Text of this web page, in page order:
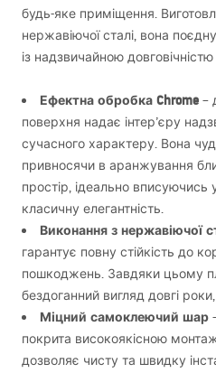
будь-яке приміщення.
нержавіючої сталі, вона
із надзвичайною
Ефектна обробка Chrome –
поверхня надає інтер’єру
сучасного характеру. Вона
привносячи в аранжування
простір, ідеально вписуючись
класичну елегантність.
Виконання з нержавіючої
гарантує повну стійкість до
пошкоджень. Завдяки цьому
бездоганний вигляд довгі
Міцний самоклеючий шар
покрита високоякісною
дозволяє чисту та швидку